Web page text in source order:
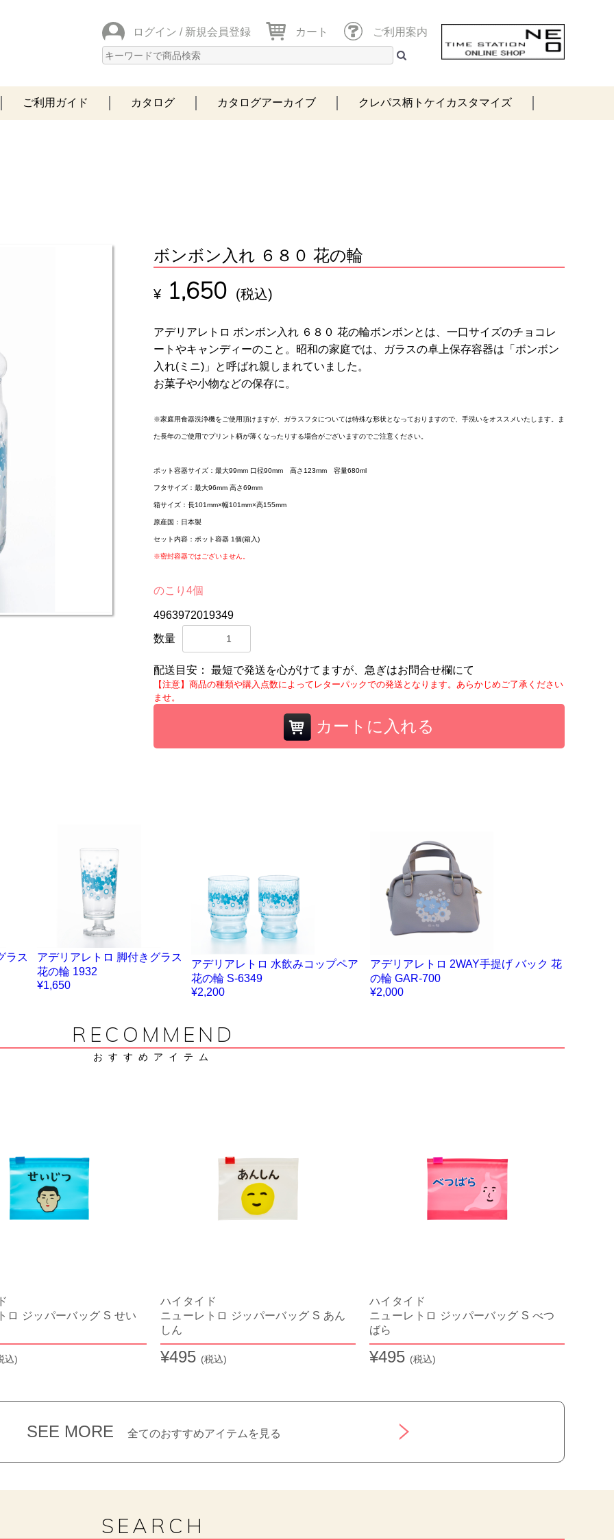
ログイン / 新規会員登録 カート ご利用案内
ご利用ガイド カタログ カタログアーカイブ クレパス柄トケイカスタマイズ
ボンボン入れ ６８０ 花の輪
¥ 1,650 (税込)
アデリアレトロ ボンボン入れ ６８０ 花の輪ボンボンとは、一口サイズのチョコレ
ートやキャンディーのこと。昭和の家庭では、ガラスの卓上保存容器は「ボンボン
入れ(ミニ)」と呼ばれ親しまれていました。
お菓子や小物などの保存に。
※家庭用食器洗浄機をご使用頂けますが、ガラスフタについては特殊な形状となっておりますので、手洗いをオススメいたします。ま
た長年のご使用でプリント柄が薄くなったりする場合がございますのでご注意ください。
ポット容器サイズ：最大99mm 口径90mm 高さ123mm 容量680ml
フタサイズ：最大96mm 高さ69mm
箱サイズ：長101mm×幅101mm×高155mm
原産国：日本製
セット内容：ポット容器 1個(箱入)
※密封容器ではございません。
のこり4個
4963972019349
数量
配送目安： 最短で発送を心がけてますが、急ぎはお問合せ欄にて
【注意】商品の種類や購入点数によってレターパックでの発送となります。あらかじめご了承ください
ませ。
カートに入れる
ラス
アデリアレトロ 脚付きグラス
花の輪 1932
¥1,650
アデリアレトロ 水飲みコップペア
花の輪 S-6349
¥2,200
アデリアレトロ 2WAY手提げ バック 花
の輪 GAR-700
¥2,000
RECOMMEND
おすすめアイテム
ド
ロ ジッパーバッグ S せい
込)
ハイタイド
ニューレトロ ジッパーバッグ S あん
しん
¥495 (税込)
ハイタイド
ニューレトロ ジッパーバッグ S べつ
ばら
¥495 (税込)
SEE MORE 全てのおすすめアイテムを見る
SEARCH